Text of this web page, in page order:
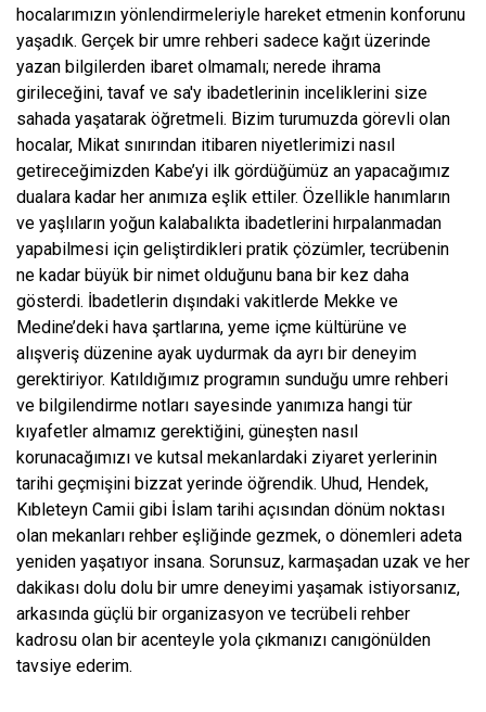
hocalarımızın yönlendirmeleriyle hareket etmenin konforunu
yaşadık. Gerçek bir umre rehberi sadece kağıt üzerinde
yazan bilgilerden ibaret olmamalı; nerede ihrama
girileceğini, tavaf ve sa'y ibadetlerinin inceliklerini size
sahada yaşatarak öğretmeli. Bizim turumuzda görevli olan
hocalar, Mikat sınırından itibaren niyetlerimizi nasıl
getireceğimizden Kabe’yi ilk gördüğümüz an yapacağımız
dualara kadar her anımıza eşlik ettiler. Özellikle hanımların
ve yaşlıların yoğun kalabalıkta ibadetlerini hırpalanmadan
yapabilmesi için geliştirdikleri pratik çözümler, tecrübenin
ne kadar büyük bir nimet olduğunu bana bir kez daha
gösterdi. İbadetlerin dışındaki vakitlerde Mekke ve
Medine’deki hava şartlarına, yeme içme kültürüne ve
alışveriş düzenine ayak uydurmak da ayrı bir deneyim
gerektiriyor. Katıldığımız programın sunduğu umre rehberi
ve bilgilendirme notları sayesinde yanımıza hangi tür
kıyafetler almamız gerektiğini, güneşten nasıl
korunacağımızı ve kutsal mekanlardaki ziyaret yerlerinin
tarihi geçmişini bizzat yerinde öğrendik. Uhud, Hendek,
Kıbleteyn Camii gibi İslam tarihi açısından dönüm noktası
olan mekanları rehber eşliğinde gezmek, o dönemleri adeta
yeniden yaşatıyor insana. Sorunsuz, karmaşadan uzak ve her
dakikası dolu dolu bir umre deneyimi yaşamak istiyorsanız,
arkasında güçlü bir organizasyon ve tecrübeli rehber
kadrosu olan bir acenteyle yola çıkmanızı canıgönülden
tavsiye ederim.